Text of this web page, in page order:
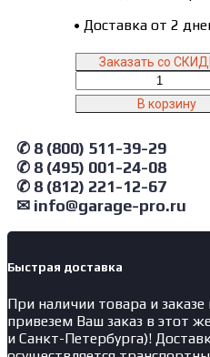
• Доставка от 2
Заказать со
товара
M-
AE&T
Шиномонтажный
станок
автомат
(380В)
В корзину
✆ 8 (800) 511-39-29
✆ 8 (495) 001-24-08
✆ 8 (812) 221-12-67
✉ info@garage-pro.ru
Быстрая доставка
При наличии товара и
привезем Ваш заказ в этот
и Санкт-Петербурга)!